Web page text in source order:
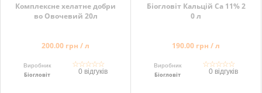
Комплексне хелатне добри
во Овочевий 20л
200.00 грн / л
Виробник
Біогловіт
☆☆☆☆☆
0 відгуків
Біогловіт Кальцій Са 11% 2
0 л
190.00 грн / л
Виробник
Біогловіт
☆☆☆☆☆
0 відгуків